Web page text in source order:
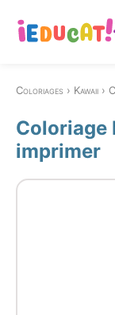
Coloriages Kawaii
Coloriage
imprimer